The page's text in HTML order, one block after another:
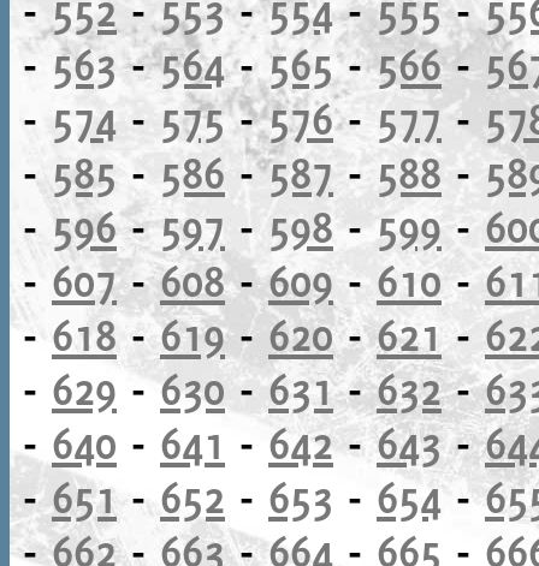
- 563-564-565-566-
- 574 - 575-576- 577-
- 585 - 586 -587- 588 -
- 596-597 - 598-599 -
- 607-608-609 - 610 -
- 618 -619- 620-621 -
- 629 -630 -631-632-
- 640 - 641 - 642-643-
-651-652 - 653 - 654-
-662- 663-664 - 665 -